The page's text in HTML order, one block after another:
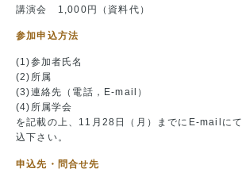
講演会 1,000円（資料代）
参加申込方法
(1)参加者氏名
(2)所属
(3)連絡先（電話，E-mail）
(4)所属学会
を記載の上、11月28日（月）までにE-mailに
込下さい。
申込先・問合せ先